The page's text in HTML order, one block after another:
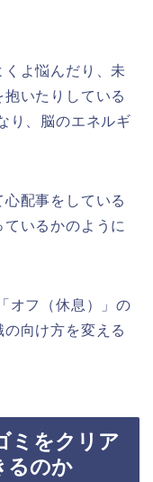
よ悩んだり、未
いたりしている
り、脳のエネルギ
配事をしている
いるかのように
オフ（休息）」の
向け方を変える
ミをクリア
るのか